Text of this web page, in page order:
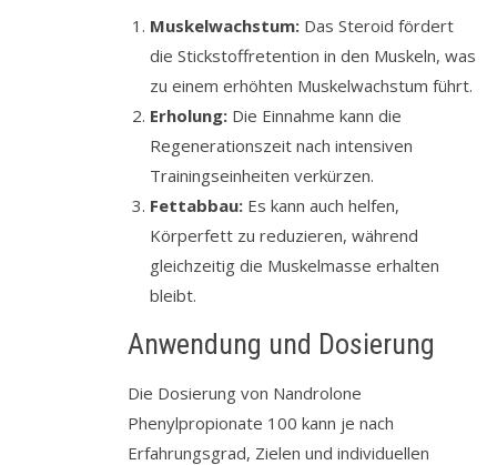
Muskelwachstum: Das Steroid fördert
die Stickstoffretention in den Muskeln, was
zu einem erhöhten Muskelwachstum führt.
Erholung: Die Einnahme kann die
Regenerationszeit nach intensiven
Trainingseinheiten verkürzen.
Fettabbau: Es kann auch helfen,
Körperfett zu reduzieren, während
gleichzeitig die Muskelmasse erhalten
bleibt.
Anwendung und Dosierung
Die Dosierung von Nandrolone
Phenylpropionate 100 kann je nach
Erfahrungsgrad, Zielen und individuellen